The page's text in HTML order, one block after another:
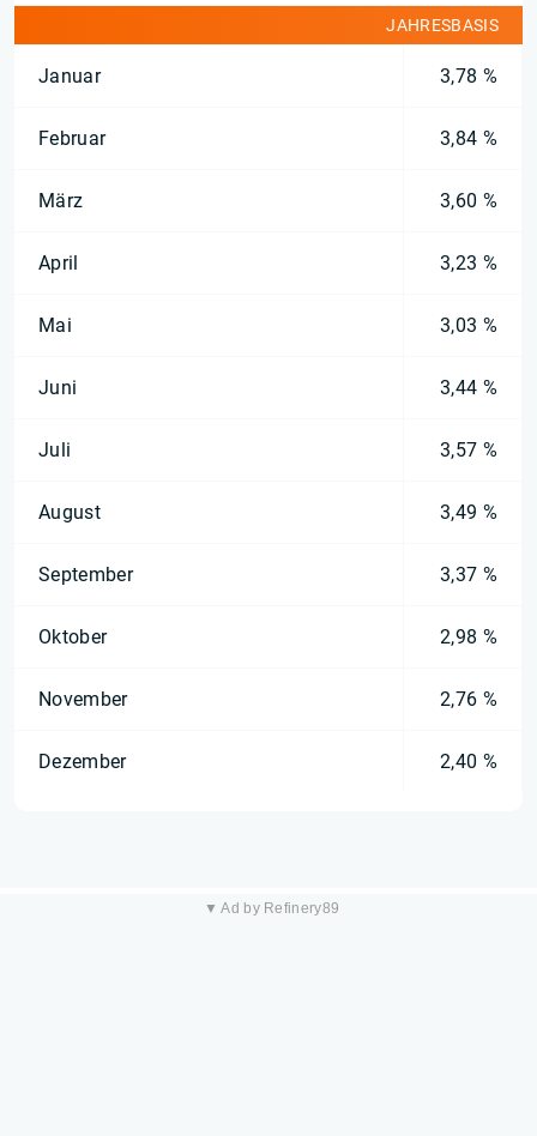
JAHRESBASIS
Januar 3,78 %
Februar 3,84 %
März 3,60 %
April 3,23 %
Mai 3,03 %
Juni 3,44 %
Juli 3,57 %
August 3,49 %
September 3,37 %
Oktober 2,98 %
November 2,76 %
Dezember 2,40 %
▼ Ad by Refinery89